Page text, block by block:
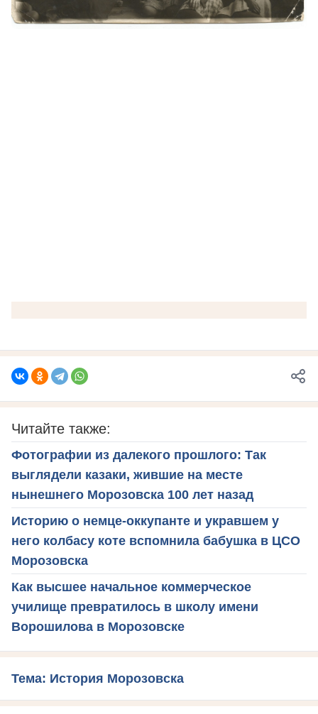
Читайте также:
Фотографии из далекого прошлого: Так
выглядели казаки, жившие на месте
нынешнего Морозовска 100 лет назад
Историю о немце-оккупанте и укравшем у
него колбасу коте вспомнила бабушка в ЦСО
Морозовска
Как высшее начальное коммерческое
училище превратилось в школу имени
Ворошилова в Морозовске
Тема: История Морозовска